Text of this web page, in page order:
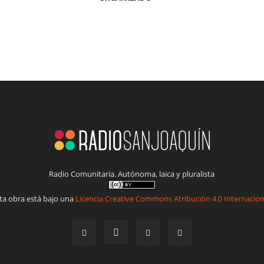
Radio Comunitaria. Autónoma, laica y pluralista
obra está bajo una Licencia Creative Commons Atribución 4.0